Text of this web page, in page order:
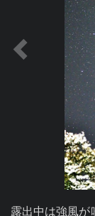
露出中は強風